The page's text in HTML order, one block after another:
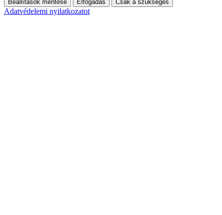
Beállítások mentése Elfogadás Csak a szükséges
Adatvédelemi nyilatkozatot